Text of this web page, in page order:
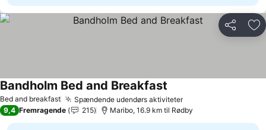
Del
Bed and breakfast Spændende udendørs aktiviteter
Bandholm Bed and Breakfast
9,4 Fremragende 215 Maribo, 16.9 km til Rødby